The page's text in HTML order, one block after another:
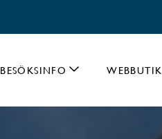
BESÖKSINFO WEBBUTIK